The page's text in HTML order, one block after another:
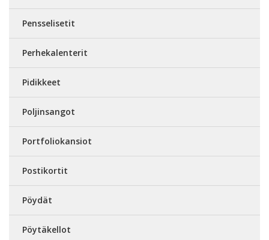
Pensselisetit
Perhekalenterit
Pidikkeet
Poljinsangot
Portfoliokansiot
Postikortit
Pöydät
Pöytäkellot